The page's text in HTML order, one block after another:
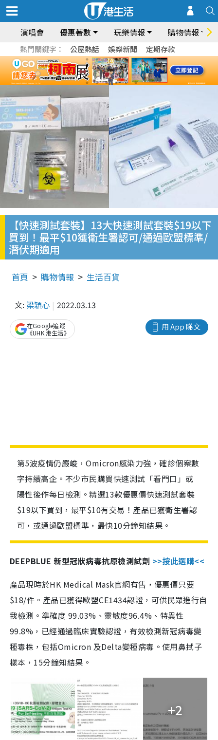
演唱會 優惠著數 玩樂情報 購物情報
熱門關鍵字： 公屋熱話 娛樂新聞 定期存款
【快速測試套裝】13大快速測試套裝$19以下
買到！最平$10獲衛生署認可/通過歐盟標準/
潛伏期適用
首頁 購物情報 生活百貨
文: 梁穎心 2022.03.13
用 App 睇文
在Google追蹤
《UHK 港生活》
第5波疫情仍嚴峻，Omicron感染力強，確診個案數
字持續高企。不少市民購買快速測試「看門口」或
陽性後作每日檢測。精選13款優惠價快速測試套裝
$19以下買到，最平$10有交易！產品已獲衛生署認
可，或通過歐盟標準，最快10分鐘知結果。
DEEPBLUE 新型冠狀病毒抗原檢測試劑 >>按此選購<<
產品現時於HK Medical Mask官網有售，優惠價只要
$18/件。產品已獲得歐盟CE1434認證，可供民眾進行自
我檢測。準確度 99.03%、靈敏度96.4%、特異性
99.8%，已經通過臨床實驗認證，有效檢測新冠病毒變
種毒株，包括Omicron 及Delta變種病毒。使用鼻拭子
樣本，15分鐘知結果。
+2